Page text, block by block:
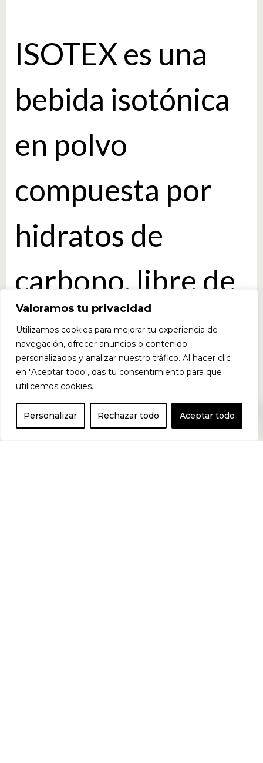
Valoramos tu privacidad
Utilizamos cookies para mejorar tu experiencia de
navegación, ofrecer anuncios o contenido
personalizados y analizar nuestro tráfico. Al hacer clic
en "Aceptar todo", das tu consentimiento para que
utilicemos cookies.
Personalizar Rechazar todo Aceptar todo
​​ISOTEX es una
bebida isotónica
en polvo
compuesta por
hidratos de
carbono, libre de
azúcar,
aminoácidos,
vitaminas y